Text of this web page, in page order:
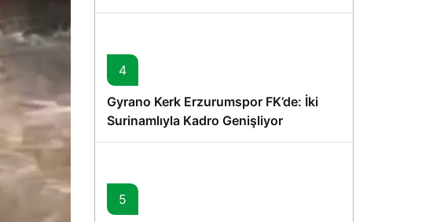
Vurgusu
4
Gyrano Kerk Erzurumspor FK’de: İki
Surinamlıyla Kadro Genişliyor
5